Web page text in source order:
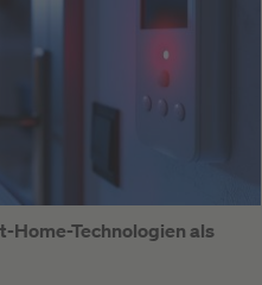
Home-Technologien als